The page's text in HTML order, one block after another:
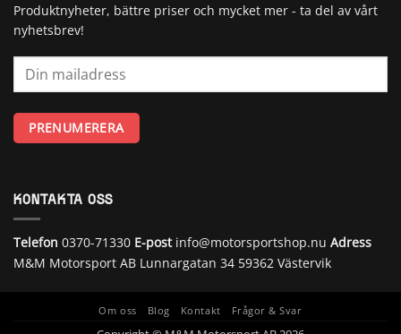
Produktnyheter, bättre priser och mycket mer - ta del av vårt
nyhetsbrev!
KONTAKTA OSS
Telefon 0370-71330 E-postinfo@motorsportshop.nu Adress
M&M Motorsport AB Lunnargatan 34 59362 Västervik
Om oss Blog Kontakt Frågor & Svar